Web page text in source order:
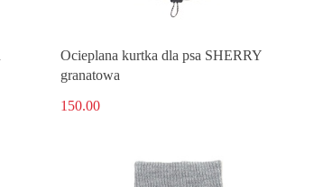
Ocieplana kurtka dla psa SHERRY
granatowa
150.00